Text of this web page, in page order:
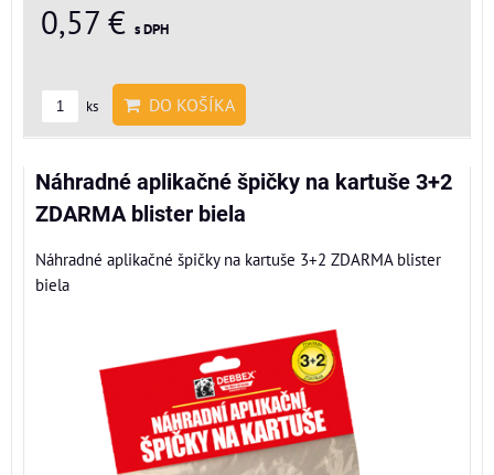
0,57 € s DPH
ks DO KOŠÍKA
Náhradné aplikačné špičky na kartuše 3+2
ZDARMA blister biela
Náhradné aplikačné špičky na kartuše 3+2 ZDARMA blister
biela